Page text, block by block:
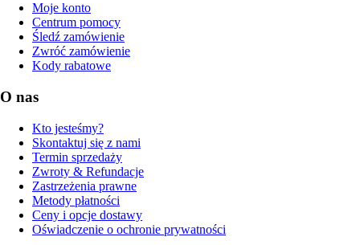
Moje konto
Centrum pomocy
Śledź zamówienie
Zwróć zamówienie
Kody rabatowe
O nas
Kto jesteśmy?
Skontaktuj się z nami
Termin sprzedaży
Zwroty & Refundacje
Zastrzeżenia prawne
Metody płatności
Ceny i opcje dostawy
Oświadczenie o ochronie prywatności